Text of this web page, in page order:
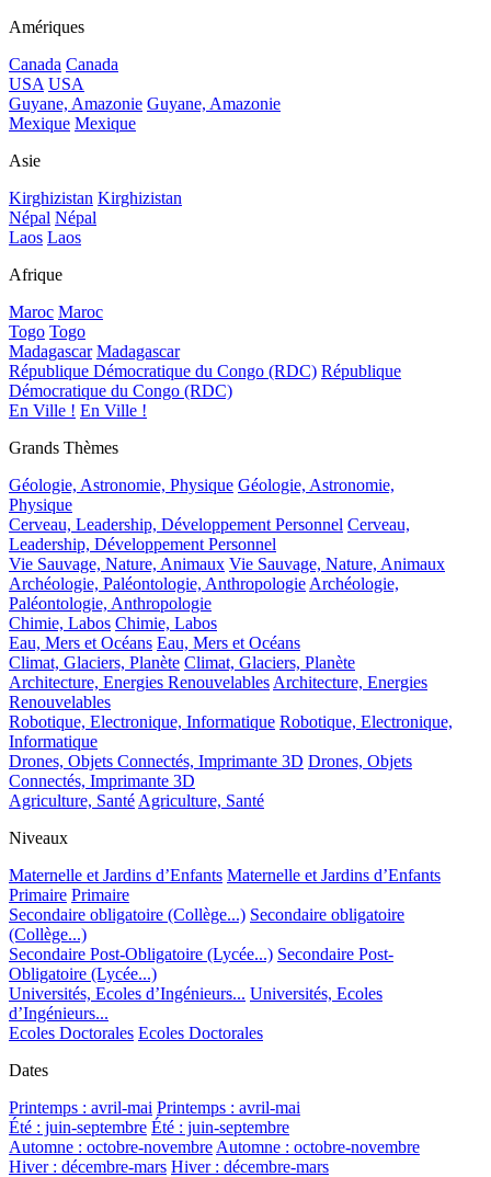
Amériques
Canada Canada
USA USA
Guyane, Amazonie Guyane, Amazonie
Mexique Mexique
Asie
Kirghizistan Kirghizistan
Népal Népal
Laos Laos
Afrique
Maroc Maroc
Togo Togo
Madagascar Madagascar
République Démocratique du Congo (RDC) République
Démocratique du Congo (RDC)
En Ville ! En Ville !
Grands Thèmes
Géologie, Astronomie, Physique Géologie, Astronomie,
Physique
Cerveau, Leadership, Développement Personnel Cerveau,
Leadership, Développement Personnel
Vie Sauvage, Nature, Animaux Vie Sauvage, Nature, Animaux
Archéologie, Paléontologie, Anthropologie Archéologie,
Paléontologie, Anthropologie
Chimie, Labos Chimie, Labos
Eau, Mers et Océans Eau, Mers et Océans
Climat, Glaciers, Planète Climat, Glaciers, Planète
Architecture, Energies Renouvelables Architecture, Energies
Renouvelables
Robotique, Electronique, Informatique Robotique, Electronique,
Informatique
Drones, Objets Connectés, Imprimante 3D Drones, Objets
Connectés, Imprimante 3D
Agriculture, Santé Agriculture, Santé
Niveaux
Maternelle et Jardins d’Enfants Maternelle et Jardins d’Enfants
Primaire Primaire
Secondaire obligatoire (Collège...) Secondaire obligatoire
(Collège...)
Secondaire Post-Obligatoire (Lycée...) Secondaire Post-
Obligatoire (Lycée...)
Universités, Ecoles d’Ingénieurs... Universités, Ecoles
d’Ingénieurs...
Ecoles Doctorales Ecoles Doctorales
Dates
Printemps : avril-mai Printemps : avril-mai
Été : juin-septembre Été : juin-septembre
Automne : octobre-novembre Automne : octobre-novembre
Hiver : décembre-mars Hiver : décembre-mars